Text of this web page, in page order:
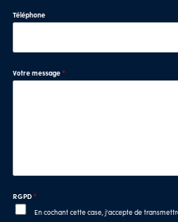
Téléphone
Votre message*
RGPD*
En cochant cette case, j'accepte de